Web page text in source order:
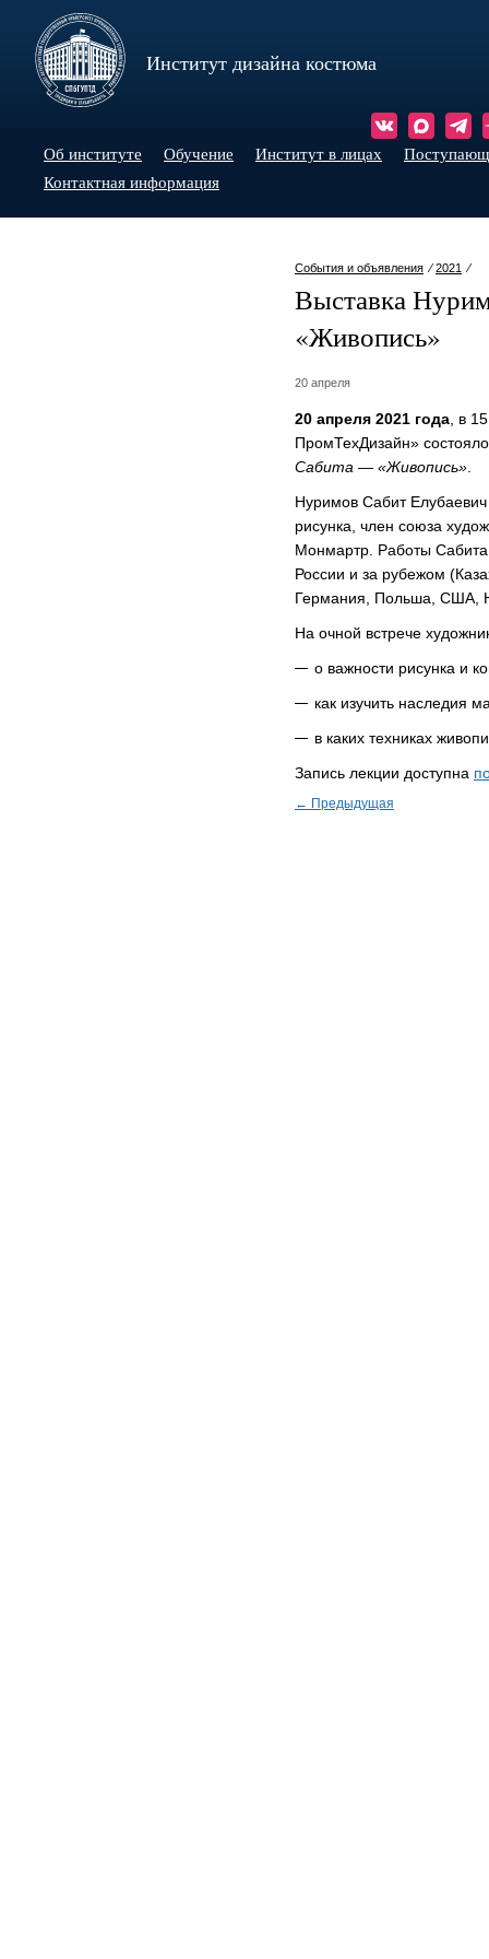
Институт дизайна костюма
Об институте Обучение Институт в лицах
Контактная информация
События и объявления ⁄2021 ⁄
Выставка
«Живопись»
20 апреля
20 апреля 2021 года , в
ПромТехДизайн»
Сабита — «Живопись»
Нуримов Сабит
рисунка, член союза
Монмартр. Работы Сабита
России и за рубежом
Германия, Польша, США,
На очной встрече
о важности рисунка и
как изучить наследия
в каких техниках
Запись лекции доступна
← Предыдущая